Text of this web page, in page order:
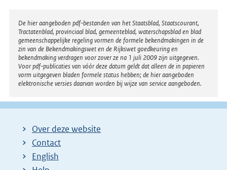
:
Disclaimer
De hier aangeboden pdf-bestanden van het Staatsblad, Staatscourant,
Tractatenblad, provinciaal blad, gemeenteblad, waterschapsblad en blad
gemeenschappelijke regeling vormen de formele bekendmakingen in de
zin van de Bekendmakingswet en de Rijkswet goedkeuring en
bekendmaking verdragen voor zover ze na 1 juli 2009 zijn uitgegeven.
Voor pdf-publicaties van vóór deze datum geldt dat alleen de in papieren
vorm uitgegeven bladen formele status hebben; de hier aangeboden
elektronische versies daarvan worden bij wijze van service aangeboden.
Over deze website
Contact
English